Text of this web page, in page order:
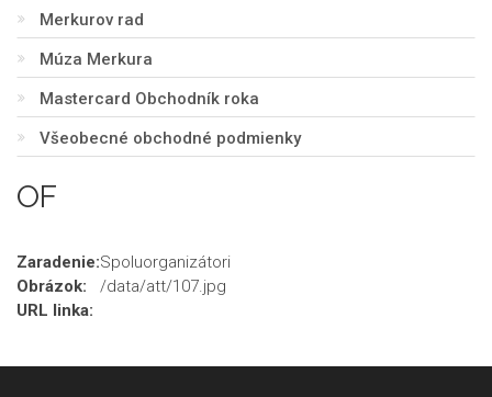
Merkurov rad
Múza Merkura
Mastercard Obchodník roka
Všeobecné obchodné podmienky
OF
Zaradenie:Spoluorganizátori
Obrázok:
/data/att/107.jpg
URL linka: